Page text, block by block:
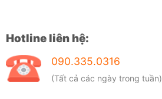
Hotline liên hệ:
090.335.0316
(Tất cả các ngày trong tuần)